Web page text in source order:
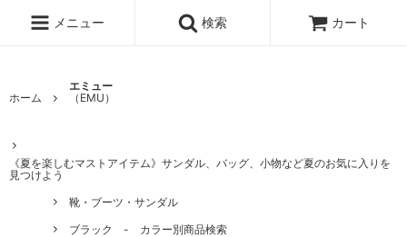
メニュー 検索 カート
ホーム
エミュー
（EMU）
《夏を楽しむマストアイテム》サンダル、バッグ、小物など夏のお気に入りを
見つけよう
靴・ブーツ・サンダル
ブラック - カラー別商品検索